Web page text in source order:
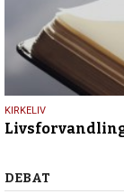
9.
juli
KIRKELIV
Debat
DEBAT